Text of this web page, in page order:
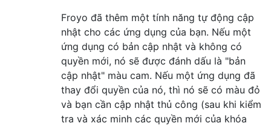
Froyo đã thêm một tính năng tự động cập
nhật cho các ứng dụng của bạn. Nếu một
ứng dụng có bản cập nhật và không có
quyền mới, nó sẽ được đánh dấu là "bản
cập nhật" màu cam. Nếu một ứng dụng đã
thay đổi quyền của nó, thì nó sẽ có màu đỏ
và bạn cần cập nhật thủ công (sau khi kiểm
tra và xác minh các quyền mới của khóa